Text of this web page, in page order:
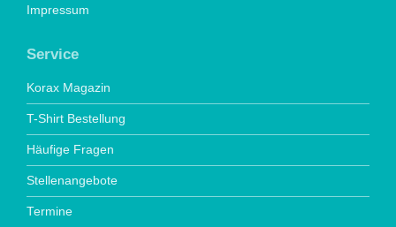
Impressum
Service
Korax Magazin
T-Shirt Bestellung
Häufige Fragen
Stellenangebote
Termine